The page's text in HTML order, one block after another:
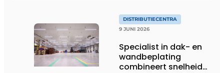
DISTRIBUTIECENTRA
9 JUNI 2026
Specialist in dak- en
wandbeplating
combineert snelheid